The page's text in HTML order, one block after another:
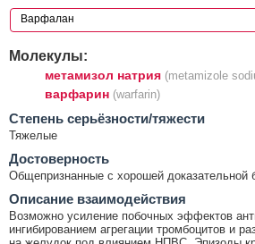
Молекулы:
метамизол натрия (metamizole
варфарин (warfarin)
Cтепень серьёзности/тяжести
Тяжелые
Достоверность
Общепризнанные с хорошей доказательной
Описание взаимодействия
Возможно усиление побочных эффектов
ингибированием агрегации тромбоцитов и